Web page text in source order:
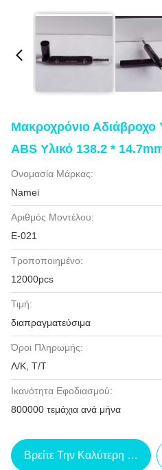
Μακροχρόνιο
ABS Υλικό 138.2 *
Ονομασία Μάρκας:
Namei
Αριθμός Μοντέλου:
Ε-021
Τροποποιημένο:
12000pcs
Τιμή:
διαπραγματεύσιμα
Όροι Πληρωμής:
Λ/Κ, Τ/Τ
Ικανότητα Εφοδιασμού:
800000 τεμάχια ανά μήνα
Βρείτε Την Καλύτερη Τιμή